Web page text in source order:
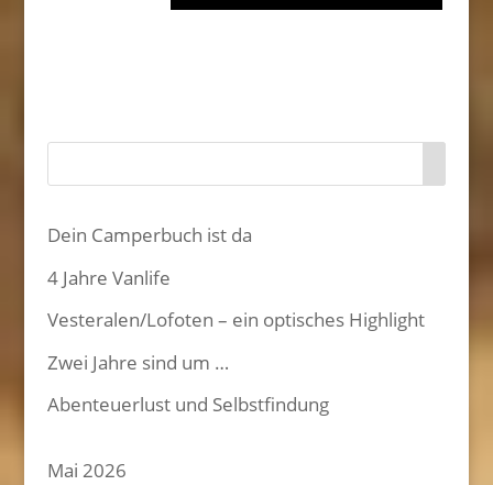
Dein Camperbuch ist da
4 Jahre Vanlife
Vesteralen/Lofoten – ein optisches Highlight
Zwei Jahre sind um …
Abenteuerlust und Selbstfindung
Mai 2026